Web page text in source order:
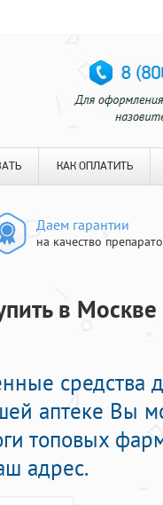
КАК ОПЛАТИТЬ
Даем гарантии
на качество
в Москве
средства
аптеке Вы
топовых
адрес.